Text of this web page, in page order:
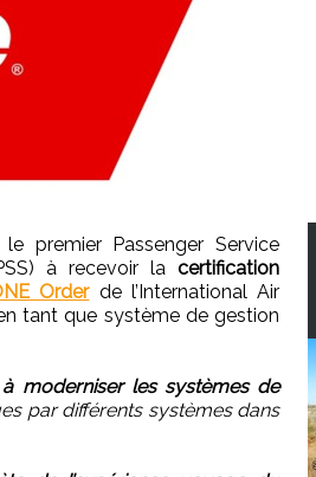
premier Passenger Service
à recevoir la certification
Orderde l’International Air
tant que système de gestion
moderniser les systèmes de
par différents systèmes dans